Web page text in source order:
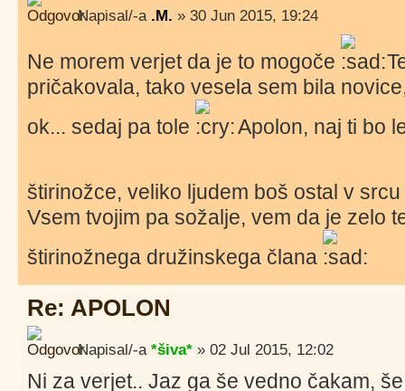
Napisal/-a .M. » 30 Jun 2015, 19:24
Ne morem verjet da je to mogoče
pričakovala, tako vesela sem bila
ok... sedaj pa tole
Apolon, naj ti bo
štirinožce, veliko ljudem boš ostal v
Vsem tvojim pa sožalje, vem da je zelo
štirinožnega družinskega člana
Re: APOLON
Napisal/-a *šiva* » 02 Jul 2015, 12:02
Ni za verjet.. Jaz ga še vedno čakam,